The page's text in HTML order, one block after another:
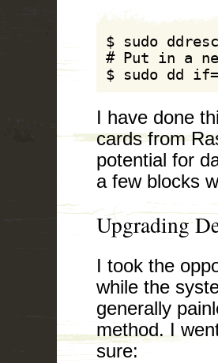
$ sudo
# Put in a
$ sudo dd
I have done
cards from
potential for
a few blocks
Upgrading
I took the
while the
generally
method. I
sure: